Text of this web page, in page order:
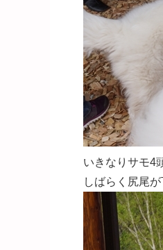
いきなりサモ4
しばらく尻尾